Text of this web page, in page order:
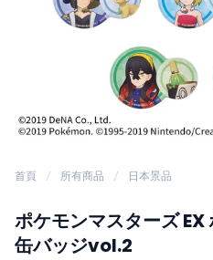
首頁 所有商品 日本景品
ポケモンマスターズ
缶バッジvol.2